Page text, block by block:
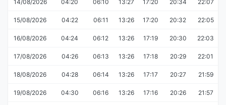
14/08/2026 04:20 06:10 13:27 17:20 20:34 22:07
15/08/2026 04:22 06:11 13:26 17:20 20:32 22:05
16/08/2026 04:24 06:12 13:26 17:19 20:30 22:03
17/08/2026 04:26 06:13 13:26 17:18 20:29 22:01
18/08/2026 04:28 06:14 13:26 17:17 20:27 21:59
19/08/2026 04:30 06:16 13:26 17:16 20:26 21:57